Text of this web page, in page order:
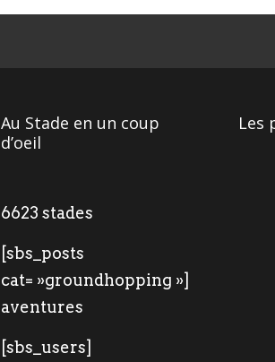
Au Stade en un coup
d’oeil
6623 stades
[sbs_posts
cat= »groundhopping »]
aventures
[sbs_users]
Les